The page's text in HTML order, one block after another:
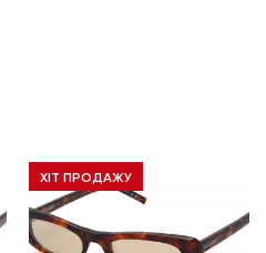
ХІТ ПРОДАЖУ